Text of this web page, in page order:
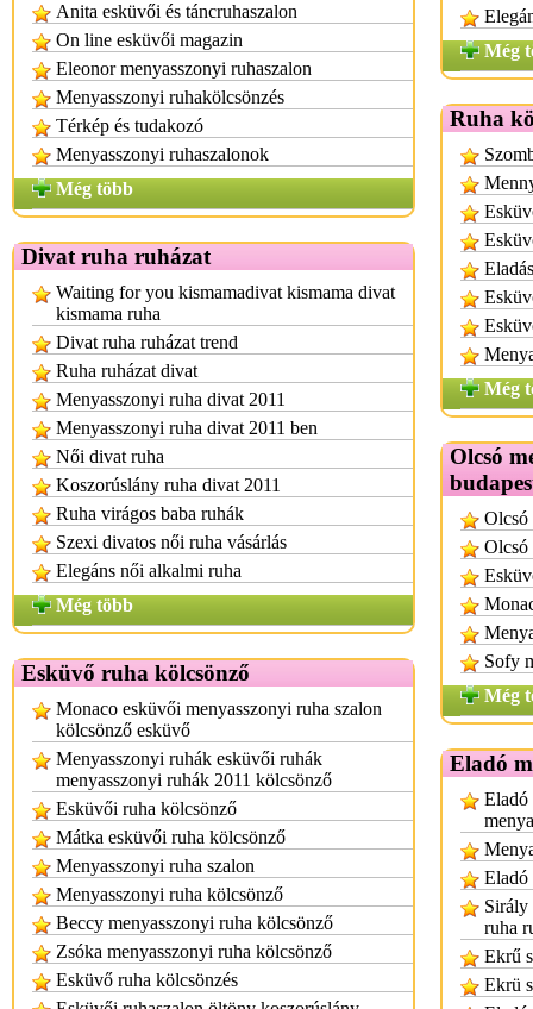
Anita esküvői és táncruhaszalon
On line esküvői magazin
Eleonor menyasszonyi ruhaszalon
Menyasszonyi ruhakölcsönzés
Térkép és tudakozó
Menyasszonyi ruhaszalonok
Még több
Divat ruha ruházat
Waiting for you kismamadivat kismama divat
kismama ruha
Divat ruha ruházat trend
Ruha ruházat divat
Menyasszonyi ruha divat 2011
Menyasszonyi ruha divat 2011 ben
Női divat ruha
Koszorúslány ruha divat 2011
Ruha virágos baba ruhák
Szexi divatos női ruha vásárlás
Elegáns női alkalmi ruha
Még több
Esküvő ruha kölcsönző
Monaco esküvői menyasszonyi ruha szalon
kölcsönző esküvő
Menyasszonyi ruhák esküvői ruhák
menyasszonyi ruhák 2011 kölcsönző
Esküvői ruha kölcsönző
Mátka esküvői ruha kölcsönző
Menyasszonyi ruha szalon
Menyasszonyi ruha kölcsönző
Beccy menyasszonyi ruha kölcsönző
Zsóka menyasszonyi ruha kölcsönző
Esküvő ruha kölcsönzés
Még
Ruha
Még
Olcsó
Olcsó
Olcsó
Sofy
Még
Eladó
Eladó
Eladó
Sirály
ruha
Ekrű
Ekrü